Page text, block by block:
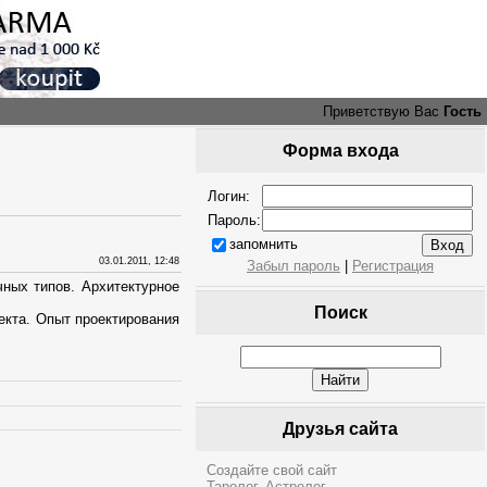
Приветствую Вас Гость
03.01.2011, 12:48
типов. Архитектурное
Опыт проектирования
Форма входа
Логин:
Пароль:
запомнить
Забыл пароль
Регистрация
Поиск
Друзья сайта
Создайте свой сайт